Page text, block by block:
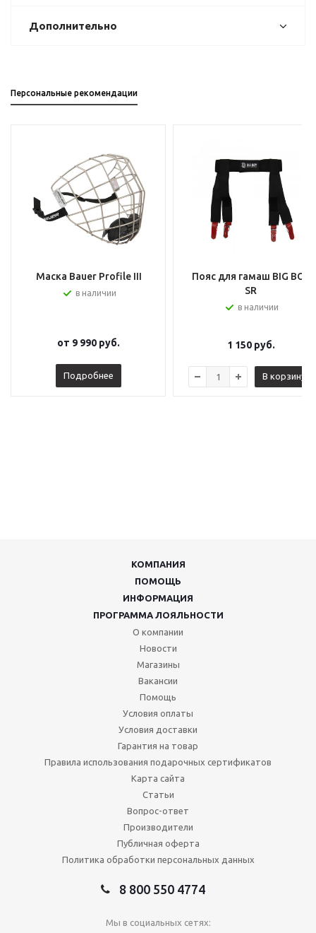
Дополнительно
Персональные рекомендации
Маска Bauer Profile III
в наличии
от 9 990 руб.
Подробнее
Пояс для гамаш BIG BOY
SR
в наличии
1 150руб.
В корзину
КОМПАНИЯ
ПОМОЩЬ
ИНФОРМАЦИЯ
ПРОГРАММА ЛОЯЛЬНОСТИ
О компании
Новости
Магазины
Вакансии
Помощь
Условия оплаты
Условия доставки
Гарантия на товар
Правила использования подарочных сертификатов
Карта сайта
Статьи
Вопрос-ответ
Производители
Публичная оферта
Политика обработки персональных данных
8 800 550 4774
Мы в социальных сетях: